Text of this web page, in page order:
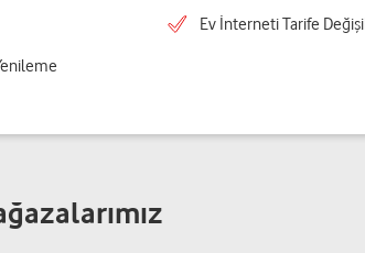
Ev İnterneti Tarife